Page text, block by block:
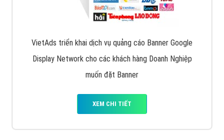
VietAds triển khai dịch vụ quảng cáo Banner Google
Display Network cho các khách hàng Doanh Nghiệp
muốn đặt Banner
XEM CHI TIẾT